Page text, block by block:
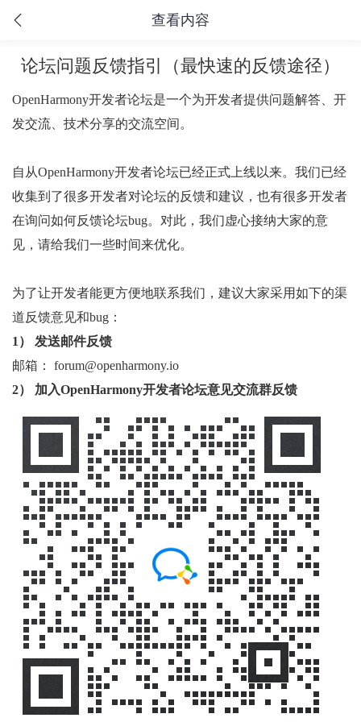
查看内容
论坛问题反馈指引（最快速的反馈途径）
OpenHarmony开发者论坛是一个为开发者提供问题解答、开
发交流、技术分享的交流空间。
自从OpenHarmony开发者论坛已经正式上线以来。我们已经
收集到了很多开发者对论坛的反馈和建议，也有很多开发者
在询问如何反馈论坛bug。对此，我们虚心接纳大家的意
见，请给我们一些时间来优化。
为了让开发者能更方便地联系我们，建议大家采用如下的渠
道反馈意见和bug：
1） 发送邮件反馈
邮箱： forum@openharmony.io
2） 加入OpenHarmony开发者论坛意见交流群反馈